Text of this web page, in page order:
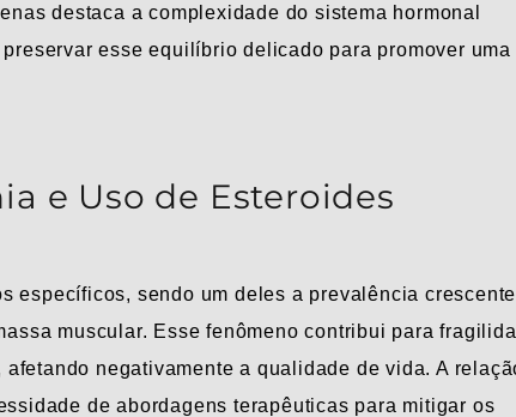
destaca a complexidade do sistema hormonal
esse equilíbrio delicado para promover uma
e Uso de Esteroides
específicos, sendo um deles a prevalência
muscular. Esse fenômeno contribui para
negativamente a qualidade de vida. A
de abordagens terapêuticas para mitigar os